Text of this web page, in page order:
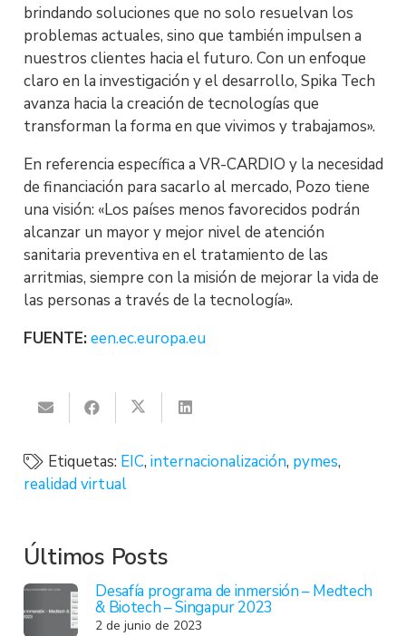
brindando soluciones que no solo resuelvan los
problemas actuales, sino que también impulsen a
nuestros clientes hacia el futuro. Con un enfoque
claro en la investigación y el desarrollo, Spika Tech
avanza hacia la creación de tecnologías que
transforman la forma en que vivimos y trabajamos».
En referencia específica a VR-CARDIO y la necesidad
de financiación para sacarlo al mercado, Pozo tiene
una visión: «Los países menos favorecidos podrán
alcanzar un mayor y mejor nivel de atención
sanitaria preventiva en el tratamiento de las
arritmias, siempre con la misión de mejorar la vida de
las personas a través de la tecnología».
FUENTE:een.ec.europa.eu
Etiquetas: EIC,internacionalización, pymes,
realidad virtual
Últimos Posts
Desafía programa de inmersión – Medtech
& Biotech – Singapur 2023
2 de junio de 2023